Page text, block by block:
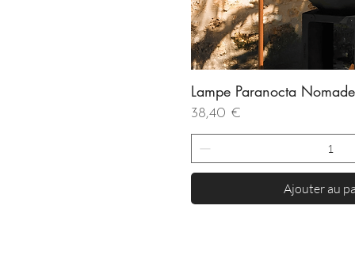
Aperçu
Lampe Paranocta
Prix
38,40 €
Ajouter au